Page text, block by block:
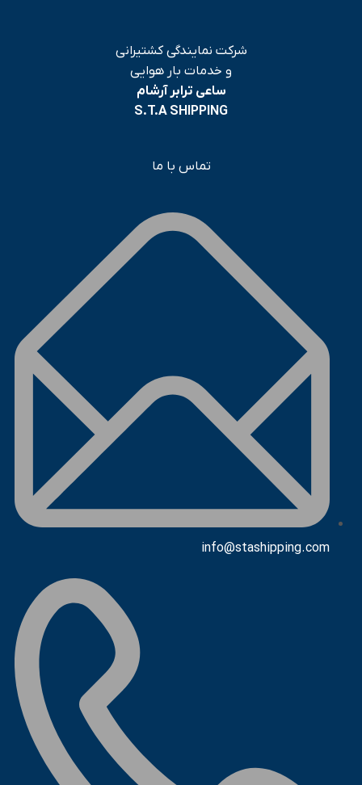
شرکت نمایندگی کشتیرانی
و خدمات بار هوایی
ساعی ترابر آرشام
S.T.A SHIPPING
تماس با ما
info@stashipping.com